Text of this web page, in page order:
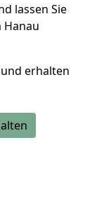
lassen Sie
Hanau
und erhalten